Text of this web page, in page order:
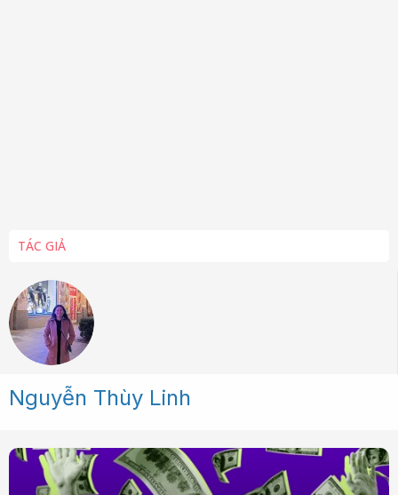
TÁC GIẢ
Nguyễn Thùy Linh